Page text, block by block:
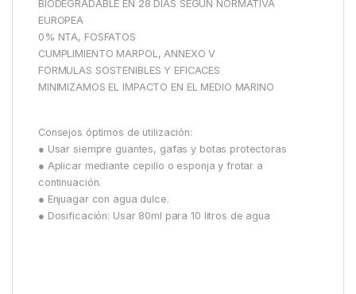
BIODEGRADABLE EN 28 DÍAS SEGÚN NORMATIVA
EUROPEA
0% NTA, FOSFATOS
CUMPLIMIENTO MARPOL, ANNEXO V
FORMULAS SOSTENIBLES Y EFICACES
MINIMIZAMOS EL IMPACTO EN EL MEDIO MARINO
Consejos óptimos de utilización:
● Usar siempre guantes, gafas y botas protectoras
● Aplicar mediante cepillo o esponja y frotar a
continuación.
● Enjuagar con agua dulce.
● Dosificación: Usar 80ml para 10 litros de agua